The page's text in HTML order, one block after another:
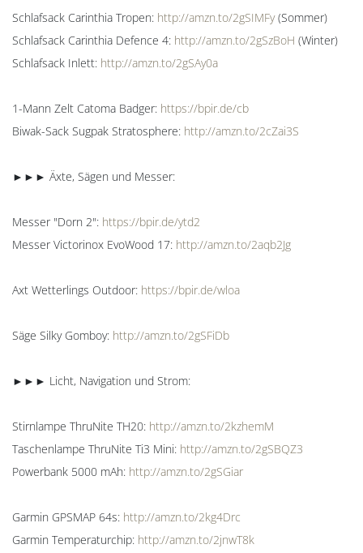
Schlafsack Carinthia Tropen: http://amzn.to/2gSIMFy(Sommer)
Schlafsack Carinthia Defence 4: http://amzn.to/2gSzBoH (Winter)
Schlafsack Inlett: http://amzn.to/2gSAy0a
1-Mann Zelt Catoma Badger: https://bpir.de/cb
Biwak-Sack Sugpak Stratosphere: http://amzn.to/2cZai3S
►►► Äxte, Sägen und Messer:
Messer "Dorn 2": https://bpir.de/ytd2
Messer Victorinox EvoWood 17: http://amzn.to/2aqb2Jg
Axt Wetterlings Outdoor: https://bpir.de/wloa
Säge Silky Gomboy: http://amzn.to/2gSFiDb
►►► Licht, Navigation und Strom:
Stirnlampe ThruNite TH20: http://amzn.to/2kzhemM
Taschenlampe ThruNite Ti3 Mini: http://amzn.to/2gSBQZ3
Powerbank 5000 mAh: http://amzn.to/2gSGiar
Garmin GPSMAP 64s: http://amzn.to/2kg4Drc
Garmin Temperaturchip: http://amzn.to/2jnwT8k